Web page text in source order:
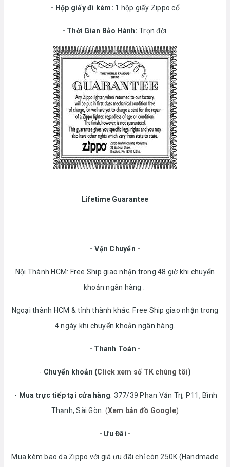
- Hộp giấy đi kèm: 1 hộp giấy Zippo cổ
- Thời Gian Bảo Hành: Trọn đời
Lifetime Guarantee
- Vận Chuyển -
Nội Thành HCM: Free Ship giao nhận trong 48 giờ khi chuyển
khoản ngân hàng .
Ngoại thành HCM & tỉnh thành khác: Free Ship giao nhận trong
4 ngày khi chuyển khoản ngân hàng.
- Thanh Toán -
- Chuyển khoản (Click xem số TK chúng tôi)
- Mua trực tiếp tại cửa hàng: 377/39 Phan Văn Trị, P11, Bình
Thạnh, Sài Gòn. (Xem bản đồ Google)
- Ưu Đãi -
Mua kèm bao da Zippo với giá ưu đãi chỉ còn 250K (Handmade